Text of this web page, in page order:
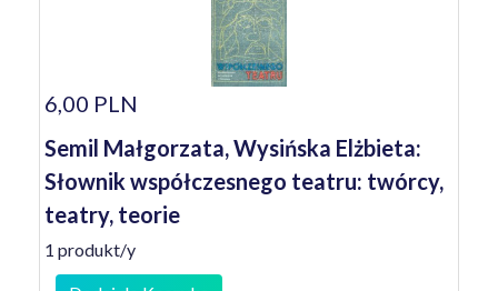
6,00 PLN
Semil Małgorzata, Wysińska Elżbieta:
Słownik współczesnego teatru: twórcy,
teatry, teorie
1 produkt/y